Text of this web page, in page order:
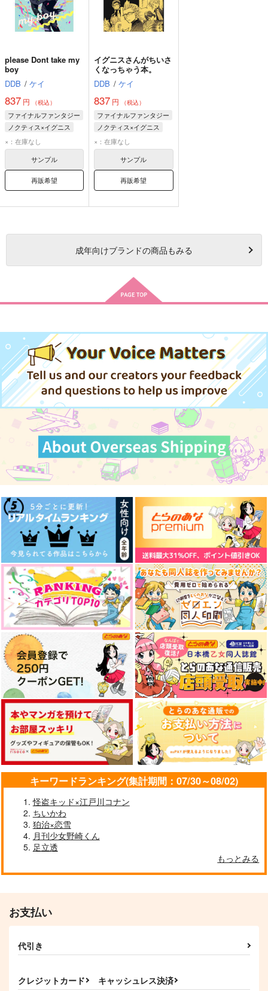
please Dont take my
boy
DDB / ケイ
837 円 （税込）
ファイナルファンタジー
ノクティス×イグニス
×：在庫なし
サンプル
再販希望
イグニスさんがちいさ
くなっちゃう本。
DDB / ケイ
837 円 （税込）
ファイナルファンタジー
ノクティス×イグニス
×：在庫なし
サンプル
再販希望
成年向けブランドの商品もみる
キーワードランキング(集計期間：07/30～08/02)
怪盗キッド×江戸川コナン
ちいかわ
狛治×恋雪
月刊少女野崎くん
足立透
もっとみる
お支払い
代引き
クレジットカード キャッシュレス決済